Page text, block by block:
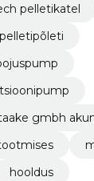
pelletikatel
gmbh
hooldus